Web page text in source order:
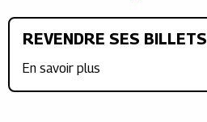
REVENDRE SES BILLETS
En savoir plus